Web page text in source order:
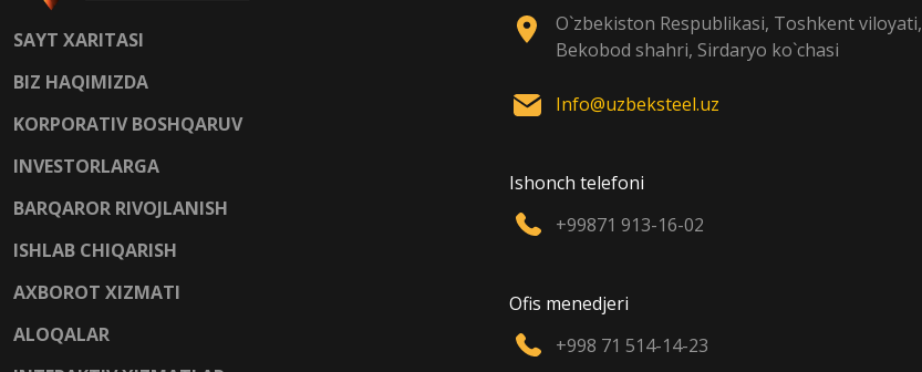
SAYT XARITASI
BIZ HAQIMIZDA
KORPORATIV BOSHQARUV
INVESTORLARGA
BARQAROR RIVOJLANISH
ISHLAB CHIQARISH
AXBOROT XIZMATI
ALOQALAR
O`zbekiston Respublikasi, Toshkent viloyati,
Bekobod shahri, Sirdaryo ko`chasi
Info@uzbeksteel.uz
Ishonch telefoni
+99871 913-16-02
Ofis menedjeri
+998 71 514-14-23